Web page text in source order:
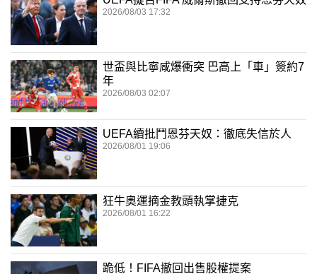
2026/08/03 17:32
世盃與比寧咸爆衝突 巴高上「車」簽約7
年
2026/08/03 02:07
UEFA續批鬥恩芬天奴：徹底失信於人
2026/08/01 19:06
狂牛奧運摘金教頭執掌捷克
2026/08/01 16:22
跪低！FIFA撤回出售股權提案